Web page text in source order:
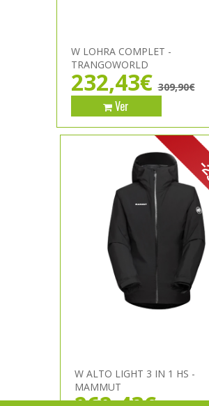
W LOHRA COMPLET -
TRANGOWORLD
232,43€ 309,90€
Ver
-
W ALTO LIGHT 3 IN 1 HS -
MAMMUT